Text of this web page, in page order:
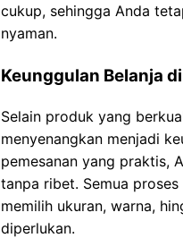
cukup, sehingga Anda
nyaman.
Keunggulan Belanja di
Selain produk yang
menyenangkan menjadi
pemesanan yang praktis,
tanpa ribet. Semua
memilih ukuran, warna,
diperlukan.